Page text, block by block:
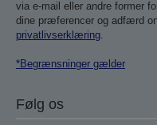
via e-mail eller andre former
dine præferencer og adfærd
privatlivserklæring
*Begrænsninger gælder
Følg os